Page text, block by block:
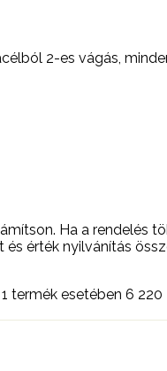
2-es vágás,
Ha a
érték nyilvánítás
termék esetében 6 220